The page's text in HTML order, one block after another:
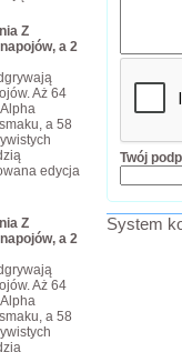
Twój
System
Z
a 2
Aż 64
a 58
edycja
Z
a 2
Aż 64
a 58